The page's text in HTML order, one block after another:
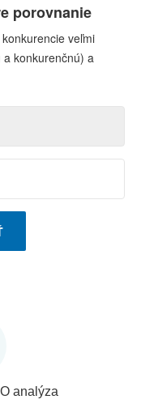
porovnanie
veľmi
konkurenčnú) a
analýza